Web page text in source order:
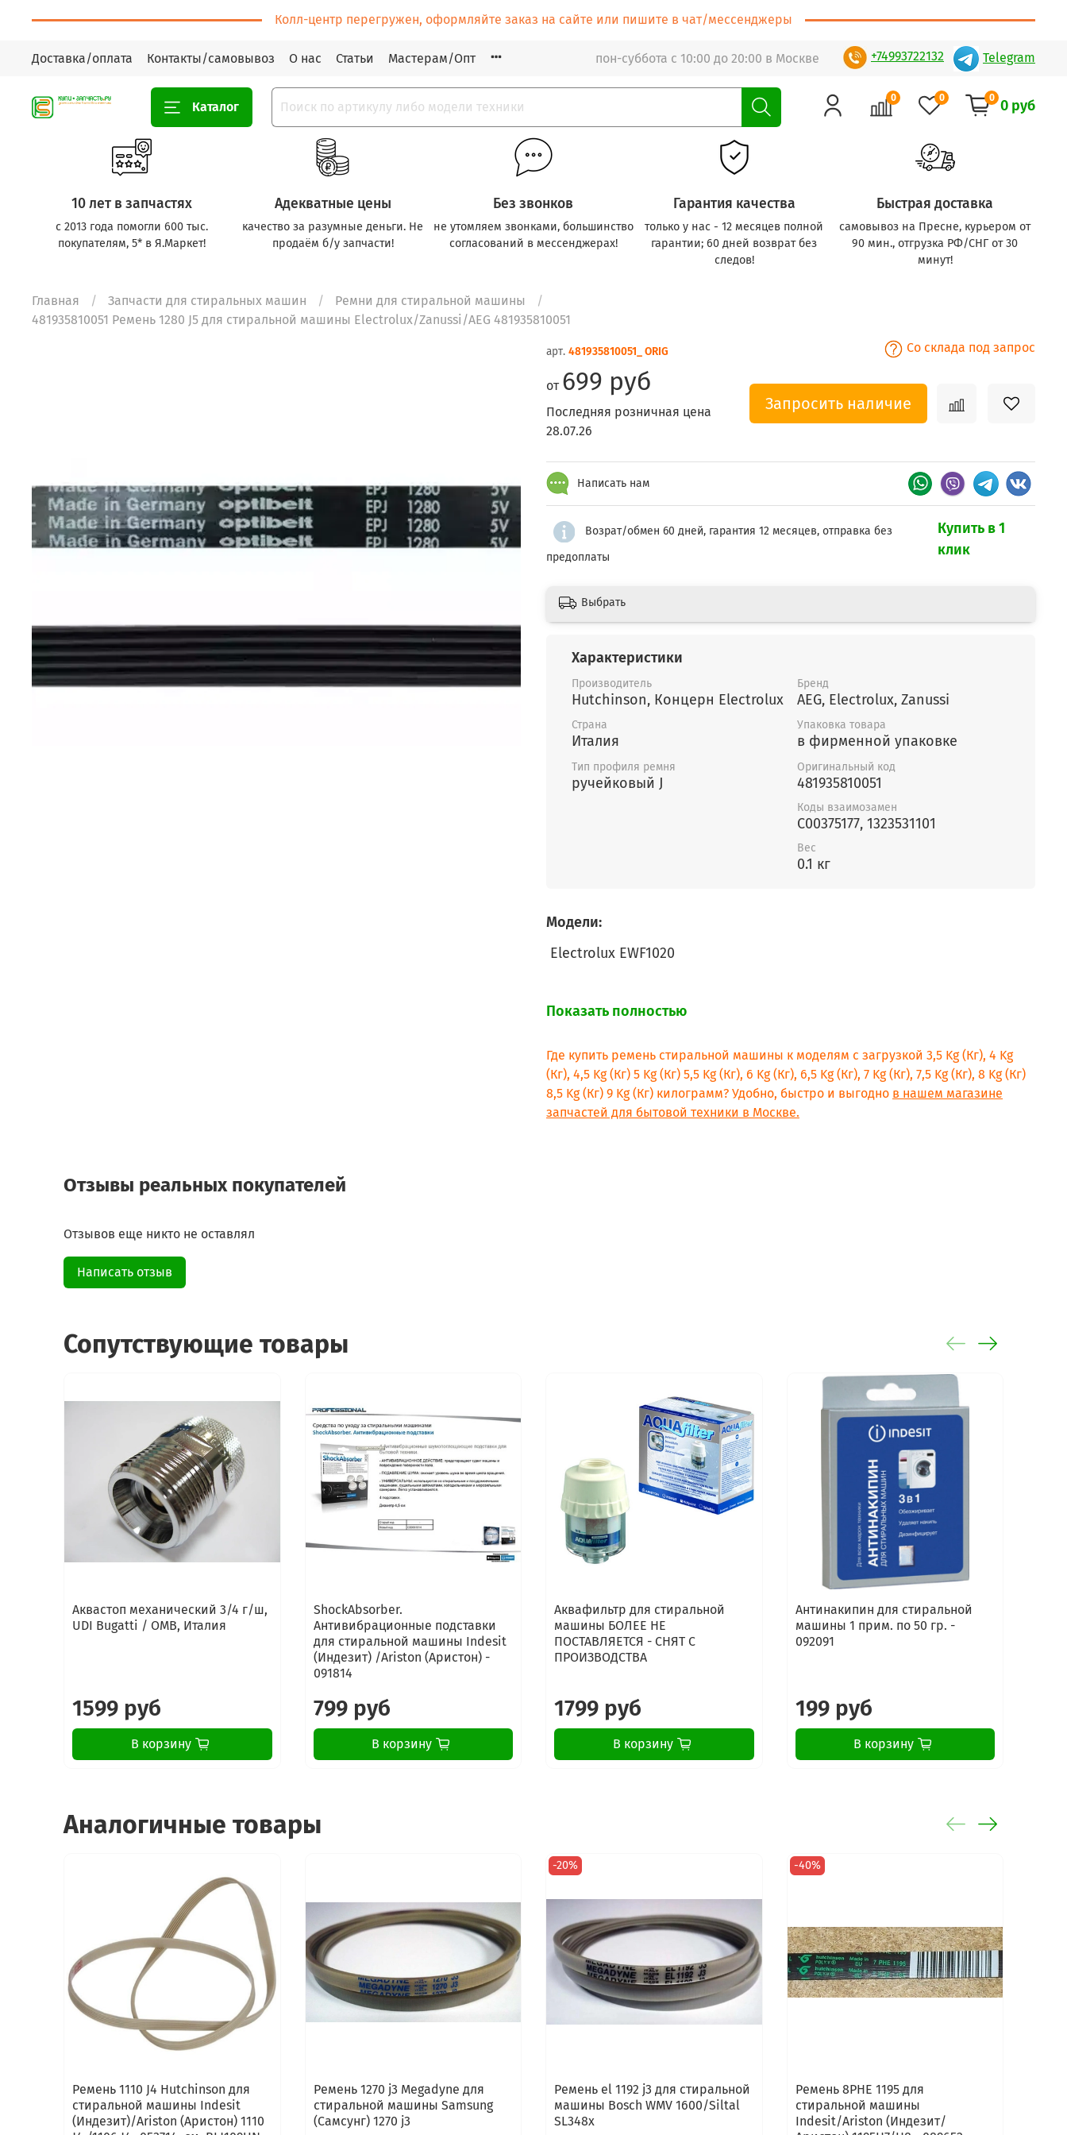
Колл-центр перегружен, оформляйте заказ на сайте или пишите в чат/мессенджеры
Доставка/оплата Контакты/самовывоз О нас Статьи Мастерам/Опт пон-суббота с 10:00 до 20:00 в Москве +74993722132 Telegram
Каталог
0 0 0 0 руб
10 лет в запчастях
с 2013 года помогли 600 тыс.
покупателям, 5* в Я.Маркет!
Адекватные цены
качество за разумные деньги. Не
продаём б/у запчасти!
Без звонков
не утомляем звонками, большинство
согласований в мессенджерах!
Гарантия качества
только у нас - 12 месяцев полной
гарантии; 60 дней возврат без
следов!
Быстрая доставка
самовывоз на Пресне, курьером от
90 мин., отгрузка РФ/СНГ от 30
минут!
Главная Запчасти для стиральных машин
Ремни для стиральной машины
481935810051 Ремень 1280 J5 для стиральной машины Electrolux/Zanussi/AEG 481935810051
арт. 481935810051_ ORIG Со склада под запрос
от 699 руб
Последняя розничная цена
28.07.26
Запросить наличие
Написать нам
Возрат/обмен 60 дней, гарантия 12 месяцев, отправка без
предоплаты
Купить в 1
клик
Выбрать
Характеристики
Производитель
Hutchinson, Концерн Electrolux
Бренд
AEG, Electrolux, Zanussi
Страна
Италия
Упаковка товара
в фирменной упаковке
Тип профиля ремня
ручейковый J
Оригинальный код
481935810051
Коды взаимозамен
C00375177, 1323531101
Вес
0.1 кг
Модели:
Electrolux EWF1020
Показать полностью
Где купить ремень стиральной машины к моделям с загрузкой 3,5 Kg (Кг), 4 Kg
(Кг), 4,5 Kg (Кг) 5 Kg (Кг) 5,5 Kg (Кг), 6 Kg (Кг), 6,5 Kg (Кг), 7 Kg (Кг), 7,5 Kg (Кг), 8 Kg (Кг)
8,5 Kg (Кг) 9 Kg (Кг) килограмм? Удобно, быстро и выгодно в нашем магазине
запчастей для бытовой техники в Москве.
Отзывы реальных покупателей
Отзывов еще никто не оставлял
Написать отзыв
Сопутствующие товары
Аквастоп механический 3/4 г/ш,
UDI Bugatti / OMB, Италия
1599 руб
В корзину
ShockAbsorber.
Антивибрационные подставки
для стиральной машины Indesit
(Индезит) /Ariston (Аристон) -
091814
799 руб
В корзину
Аквафильтр для стиральной
машины БОЛЕЕ НЕ
ПОСТАВЛЯЕТСЯ - СНЯТ С
ПРОИЗВОДСТВА
1799 руб
В корзину
Антинакипин для стиральной
машины 1 прим. по 50 гр. -
092091
199 руб
В корзину
Аналогичные товары
Ремень 1110 J4 Hutchinson для
стиральной машины Indesit
(Индезит)/Ariston (Аристон) 1110
Ремень 1270 j3 Megadyne для
стиральной машины Samsung
(Самсунг) 1270 j3
-20%
Ремень el 1192 j3 для стиральной
машины Bosch WMV 1600/Siltal
SL348x
-40%
Ремень 8PHE 1195 для
стиральной машины
Indesit/Ariston (Индезит/